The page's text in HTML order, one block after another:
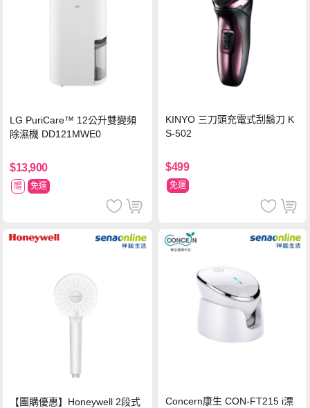
LG PuriCare™ 12公升雙變頻
除濕機 DD121MWE0
$13,900
贈 免運
KINYO 三刀頭充電式刮鬍刀 K
S-502
$499
免運
【團購優惠】Honeywell 2段式
Concern康生 CON-FT215 i漂